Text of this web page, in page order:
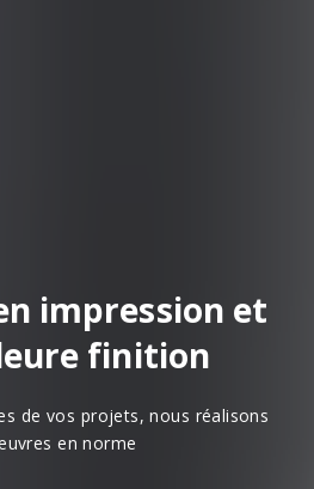
impression et
finition
de vos projets, nous réalisons
en norme